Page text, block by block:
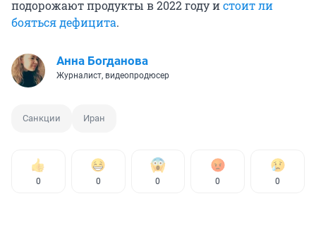
подорожают продукты в 2022 году истоит ли
бояться дефицита.
Анна Богданова
Журналист, видеопродюсер
Санкции Иран
0 0 0 0 0